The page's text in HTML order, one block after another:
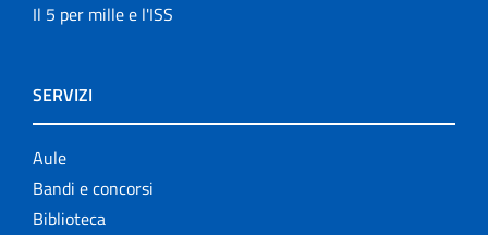
Il 5 per mille e l'ISS
SERVIZI
Aule
Bandi e concorsi
Biblioteca